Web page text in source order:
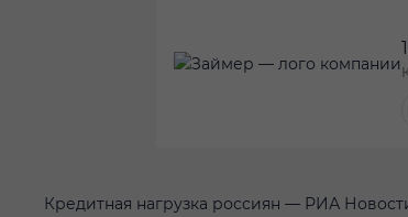
Кредитная нагрузка россиян — РИА